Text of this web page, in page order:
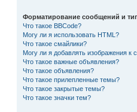
Форматирование сообщений и
Что такое BBCode?
Могу ли я использовать HTML?
Что такое смайлики?
Могу ли я добавлять изображения к
Что такое важные объявления?
Что такое объявления?
Что такое прилепленные темы?
Что такое закрытые темы?
Что такое значки тем?